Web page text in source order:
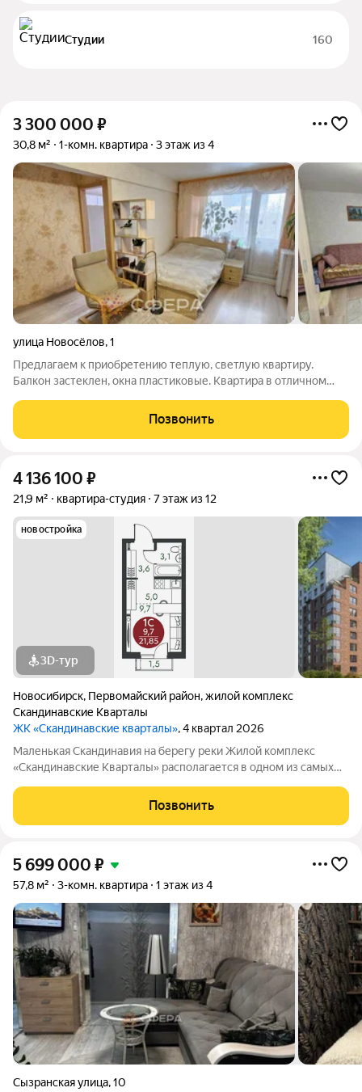
Студии 160
3 300 000 ₽
30,8 м² 1-комн. квартира 3 этаж из 4
улица Новосёлов,1
Предлагаем к приобретению теплую, светлую квартиру.
Балкон застеклен, окна пластиковые. Квартира в отличном
школа 146, детский сад, бассейн, спортивные клубы,
библиотека, магазины, автостоянка.
Позвонить
4 136 100 ₽
21,9 м² квартира-студия 7 этаж из 12
новостройка
3D-тур
Новосибирск, Первомайский район,жилой комплекс
Скандинавские Кварталы
ЖК «Скандинавские кварталы», 4 квартал 2026
Маленькая Скандинавия на берегу реки Жилой комплекс
«Скандинавские Кварталы» располагается в одном из самых
за ней открываются прекрасные виды на холмы и нетронутую
природу. Уникальная
Позвонить
5 699 000 ₽
57,8 м² 3-комн. квартира 1 этаж из 4
Сызранская улица,10